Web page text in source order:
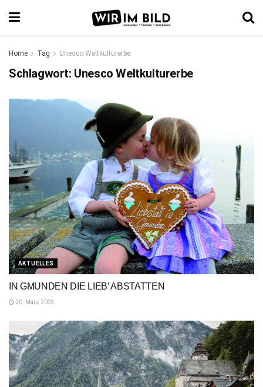
Home Tag Unesco Weltkulturerbe
Schlagwort: Unesco Weltkulturerbe
AKTUELLES
IN GMUNDEN DIE LIEB’ ABSTATTEN
20. März 2023